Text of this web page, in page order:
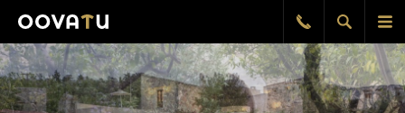
le
Afficher
la
Rappel
gratuit